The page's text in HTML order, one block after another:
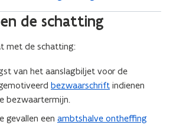
de schatting
met de schatting:
van het aanslagbiljet voor de
bezwaarschrift indienen
bezwaartermijn.
gevallen een ambtshalve ontheffing